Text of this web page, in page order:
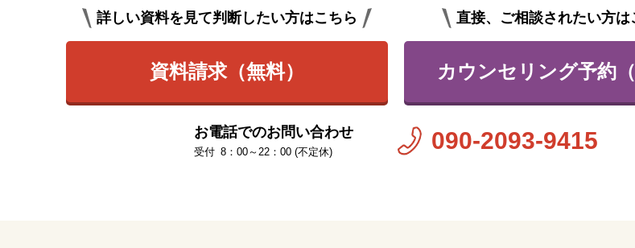
詳しい資料を見て判断したい方はこちら
資料請求（無料）
直接、ご相談されたい方は
カウンセリング予約（
お電話でのお問い合わせ
8：00～22：00 (不定休) 090-2093-9415